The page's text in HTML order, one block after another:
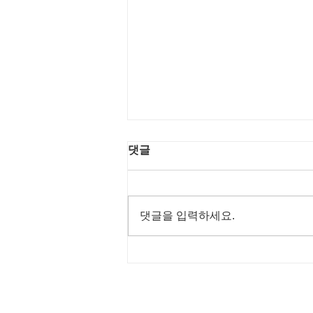
2025년 스마일사협 결산 보
댓글
댓글을 입력하세요.